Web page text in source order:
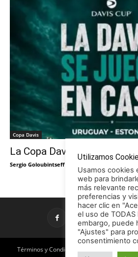
Copa Davis
La Copa Davis vuelve al
Sergio Goloubintseff
Términos y Condiciones
Utilizamos
Usamos cookies
web para
más relevante
preferencias y
hacer clic en
el uso de
embargo, puede
"Ajustes" para
consentimiento